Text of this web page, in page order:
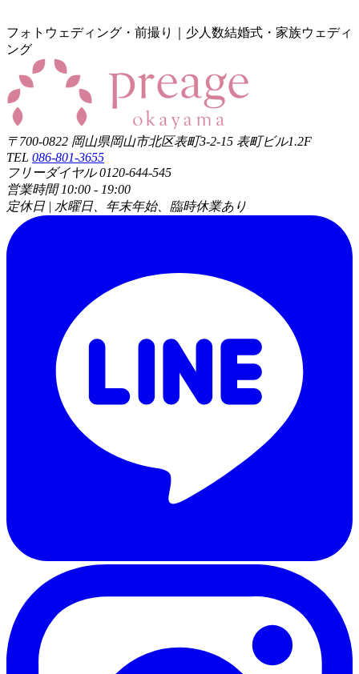
フォトウェディング・前撮り｜少人数結婚式・家族ウェディ
ング
〒700-0822 岡山県岡山市北区表町3-2-15 表町ビル1.2F
TEL 086-801-3655
フリーダイヤル 0120-644-545
営業時間 10:00 - 19:00
定休日 | 水曜日、年末年始、臨時休業あり